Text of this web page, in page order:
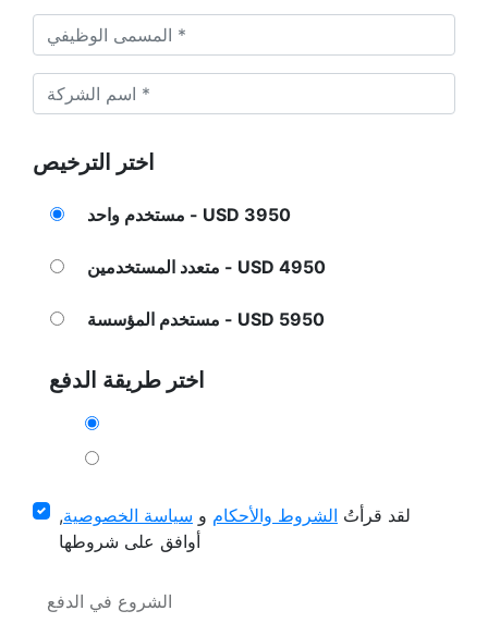
اختر الترخيص
مستخدم واحد - USD 3950
متعدد المستخدمين - USD 4950
مستخدم المؤسسة - USD 5950
اختر طريقة الدفع
لقد قرأتُ الشروط والأحكام و سياسة الخصوصية,
أوافق على شروطها
الشروع في الدفع